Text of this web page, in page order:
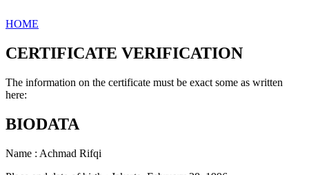
HOME
CERTIFICATE VERIFICATION
The information on the certificate must be exact some as written
here:
BIODATA
Name : Achmad Rifqi